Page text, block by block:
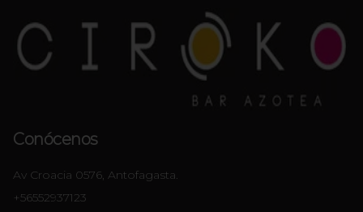
Conócenos
Av Croacia 0576, Antofagasta.
+56552937123